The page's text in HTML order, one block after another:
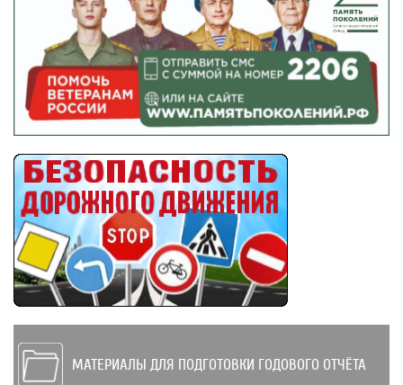
МАТЕРИАЛЫ ДЛЯ ПОДГОТОВКИ ГОДОВОГО ОТЧЁТА